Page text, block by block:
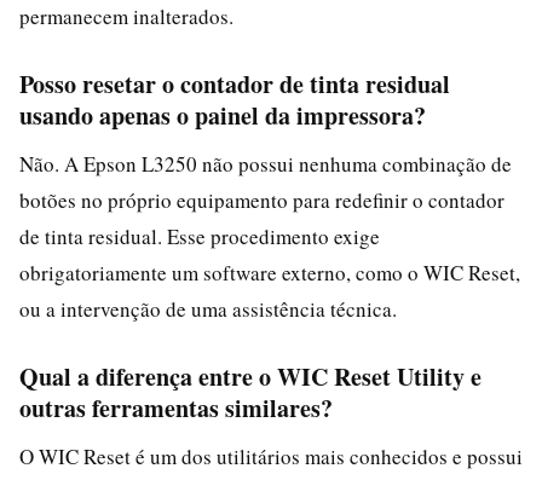
permanecem inalterados.
Posso resetar o contador de tinta residual
usando apenas o painel da impressora?
Não. A Epson L3250 não possui nenhuma combinação de
botões no próprio equipamento para redefinir o contador
de tinta residual. Esse procedimento exige
obrigatoriamente um software externo, como o WIC Reset,
ou a intervenção de uma assistência técnica.
Qual a diferença entre o WIC Reset Utility e
outras ferramentas similares?
O WIC Reset é um dos utilitários mais conhecidos e possui